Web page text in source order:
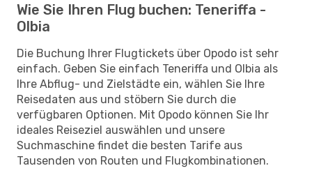
Wie Sie Ihren Flug buchen: Teneriffa -
Olbia
Die Buchung Ihrer Flugtickets über Opodo ist sehr
einfach. Geben Sie einfach Teneriffa und Olbia als
Ihre Abflug- und Zielstädte ein, wählen Sie Ihre
Reisedaten aus und stöbern Sie durch die
verfügbaren Optionen. Mit Opodo können Sie Ihr
ideales Reiseziel auswählen und unsere
Suchmaschine findet die besten Tarife aus
Tausenden von Routen und Flugkombinationen.